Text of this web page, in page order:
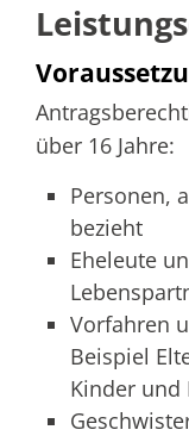
über 16 Jahre:
Personen,
bezieht
Eheleute
Vorfahren
Beispiel
Kinder und